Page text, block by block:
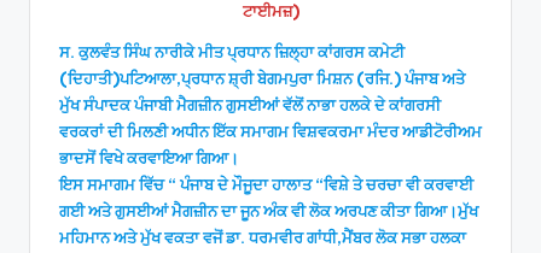
ਟਾਈਮਜ਼)
ਸ. ਕੁਲਵੰਤ ਸਿੰਘ ਨਾਰੀਕੇ ਮੀਤ ਪ੍ਰਧਾਨ ਜ਼ਿਲ੍ਹਾ ਕਾਂਗਰਸ ਕਮੇਟੀ
(ਦਿਹਾਤੀ)ਪਟਿਆਲਾ,ਪ੍ਰਧਾਨ ਸ਼੍ਰੀ ਬੇਗਮਪੁਰਾ ਮਿਸ਼ਨ (ਰਜਿ.) ਪੰਜਾਬ ਅਤੇ
ਮੁੱਖ ਸੰਪਾਦਕ ਪੰਜਾਬੀ ਮੈਗਜ਼ੀਨ ਗੁਸਈਆਂ ਵੱਲੋਂ ਨਾਭਾ ਹਲਕੇ ਦੇ ਕਾਂਗਰਸੀ
ਵਰਕਰਾਂ ਦੀ ਮਿਲਣੀ ਅਧੀਨ ਇੱਕ ਸਮਾਗਮ ਵਿਸ਼ਵਕਰਮਾ ਮੰਦਰ ਆਡੀਟੋਰੀਅਮ
ਭਾਦਸੋਂ ਵਿਖੇ ਕਰਵਾਇਆ ਗਿਆ।
ਇਸ ਸਮਾਗਮ ਵਿੱਚ “ ਪੰਜਾਬ ਦੇ ਮੌਜੂਦਾ ਹਾਲਾਤ “ਵਿਸ਼ੇ ਤੇ ਚਰਚਾ ਵੀ ਕਰਵਾਈ
ਗਈ ਅਤੇ ਗੁਸਈਆਂ ਮੈਗਜ਼ੀਨ ਦਾ ਜੂਨ ਅੰਕ ਵੀ ਲੋਕ ਅਰਪਣ ਕੀਤਾ ਗਿਆ।ਮੁੱਖ
ਮਹਿਮਾਨ ਅਤੇ ਮੁੱਖ ਵਕਤਾ ਵਜੋਂ ਡਾ. ਧਰਮਵੀਰ ਗਾਂਧੀ,ਮੈਂਬਰ ਲੋਕ ਸਭਾ ਹਲਕਾ